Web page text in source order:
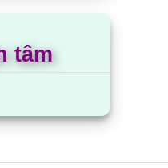
nóng được xử
tâm